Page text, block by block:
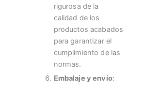
rigurosa de la
calidad de los
productos acabados
para garantizar el
cumplimiento de las
normas.
Embalaje y envío: